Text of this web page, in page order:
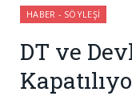
HABER - SÖYLEŞI
DT ve